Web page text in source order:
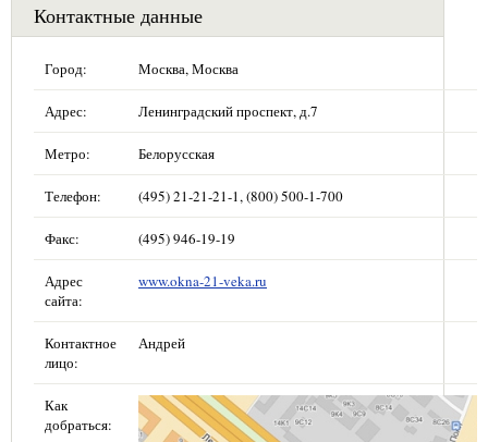
Контактные данные
Город: Москва, Москва
Адрес: Ленинградский проспект, д.7
Метро: Белорусская
Телефон: (495) 21-21-21-1, (800) 500-1-700
Факс: (495) 946-19-19
Адрес
сайта:
www.okna-21-veka.ru
Контактное
лицо:
Андрей
Как
добраться: